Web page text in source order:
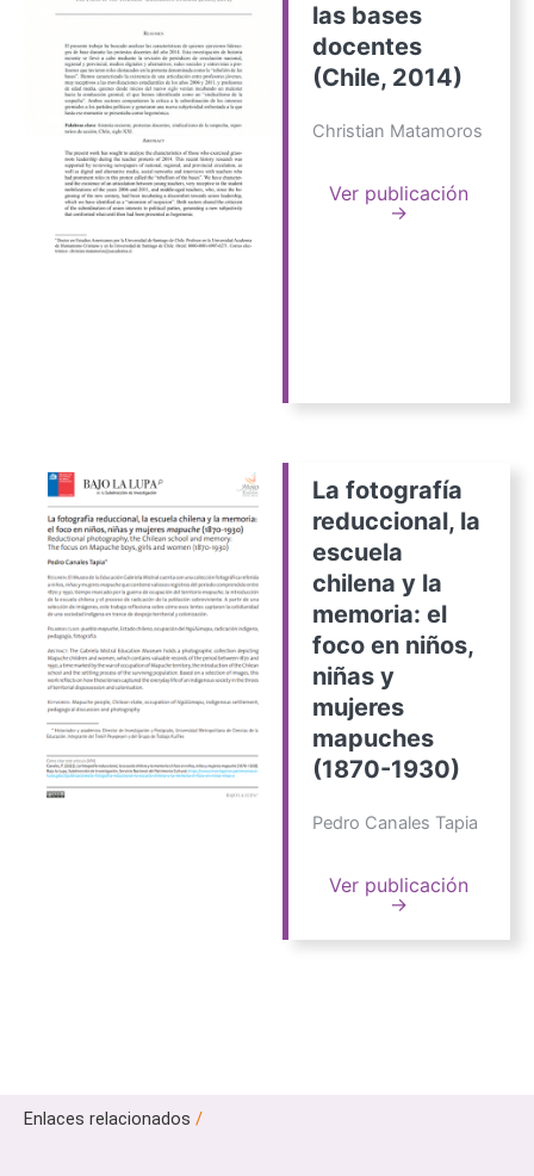
las bases
docentes
(Chile, 2014)
Christian Matamoros
Ver publicación
→
La fotografía
reduccional, la
escuela
chilena y la
memoria: el
foco en niños,
niñas y
mujeres
mapuches
(1870-1930)
Pedro Canales Tapia
Ver publicación
→
Enlaces relacionados /